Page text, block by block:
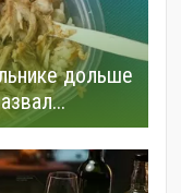
дольше